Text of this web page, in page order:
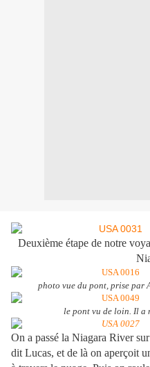
Deuxième étape de notre
photo vue du pont, prise par
le pont vu de loin. Il a
On a passé la Niagara River
dit Lucas, et de là on aperçoit